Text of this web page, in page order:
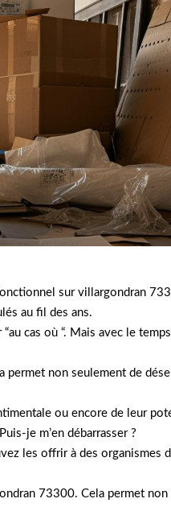
sur villargondran
au fil des ans.
cas où “. Mais avec le
non seulement de
ou encore de leur
je m’en débarrasser ?
les offrir à des organismes
73300. Cela permet